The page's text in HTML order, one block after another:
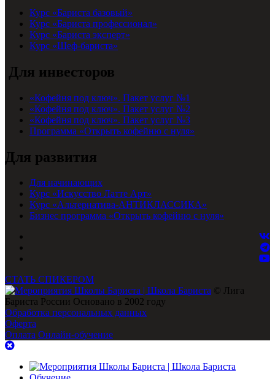
Курс «Бариста базовый»
Курс «Бариста профессионал»
Курс «Бариста эксперт»
Курс «Шеф-бариста»
Для инвесторов
«Кофейня под ключ». Пакет услуг №1
«Кофейня под ключ». Пакет услуг №2
«Кофейня под ключ». Пакет услуг №3
Программа «Открыть кофейню с нуля»
Для развития
Для начинающих
Курс «Искусство Латте Арт»
Курс «Альтернатива-АНТИКЛАССИКА»
Бизнес программа «Открыть кофейню с нуля»
СТАТЬ СПИКЕРОМ
© Лига
Бариста России Основано в 2002 году
Обработка персональных данных
Оферта
Оплата Онлайн-обучение